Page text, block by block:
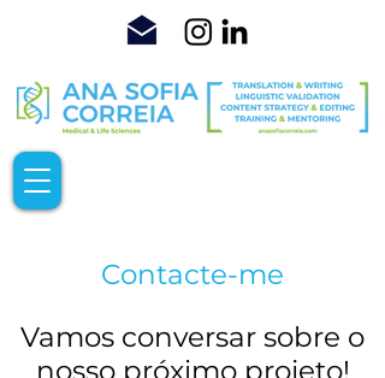
Contacte-me
Vamos conversar sobre o
nosso próximo projeto!